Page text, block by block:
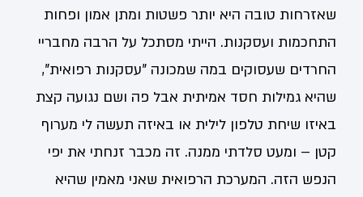
שאזרחות טובה היא יותר פשטות ומתן אמון ופחות
התחכמות ועסקנות. הייתי מסתכל על הרבה מחבריי
החרדים שעסוקים במה שמכונה "עסקנות רפואית",
שהיא גמילות חסד אמיתית אבל פה ושם נגועה קצת
באיזו שיחת טלפון לילית או באיזה תעשה לי מערוף
קטן – ומעט סלדתי ממנה. זה מכבר זנחתי את יפי
הנפש הזה. המערכת הרפואית שאני מאמין שהיא